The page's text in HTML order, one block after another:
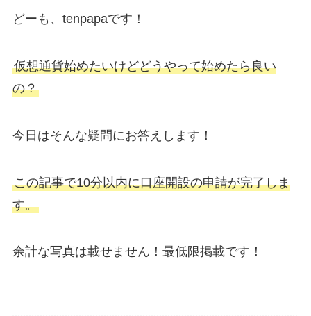
どーも、tenpapaです！
仮想通貨始めたいけどどうやって始めたら良い
の？
今日はそんな疑問にお答えします！
この記事で10分以内に口座開設の申請が完了しま
す。
余計な写真は載せません！最低限掲載です！